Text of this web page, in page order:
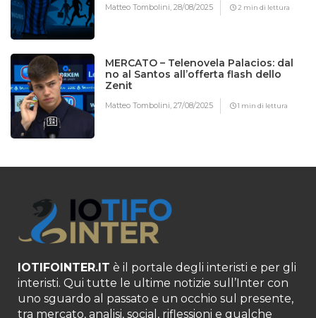
Matteo Tombolini,28/08/2025 2 min di lettura
MERCATO – Telenovela Palacios: dal
no al Santos all’offerta flash dello
Zenit
Matteo Tombolini,27/08/2025 1 min di lettura
IOTIFOINTER.IT è il portale degli interisti e per gli
interisti. Qui tutte le ultime notizie sull’Inter con
uno sguardo al passato e un occhio sul presente,
tra mercato, analisi, social, riflessioni e qualche